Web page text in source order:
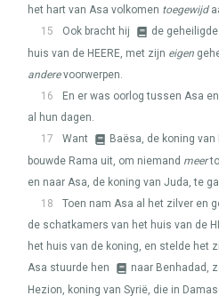
het hart van Asa volkomen toegewijd
15
Ook bracht hij de geheiligde
huis van de HEERE, met zijn eigen
anderevoorwerpen.
16
En er was oorlog tussen Asa
al hun dagen.
17
Want
Baësa, de koning
bouwde Rama uit, om niemand meer
en naar Asa, de koning van Juda, te
18
Toen nam Asa al het zilver en
de schatkamers van het huis van de
het huis van de koning, en stelde het
Asa stuurde hen
naar Benhadad,
Hezion, koning van Syrië, die in